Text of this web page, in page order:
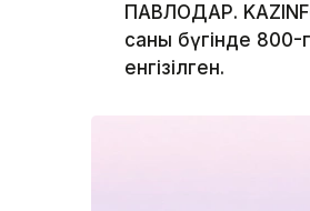
ПАВЛОДАР.
саны бүгінде 800-
енгізілген.